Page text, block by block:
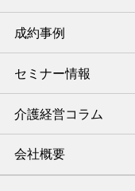
成約事例
セミナー情報
介護経営コラム
会社概要